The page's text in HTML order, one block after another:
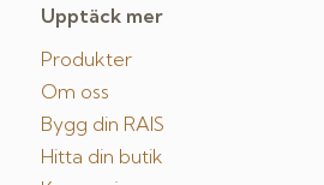
Upptäck mer
Produkter
Om oss
Bygg din RAIS
Hitta din butik